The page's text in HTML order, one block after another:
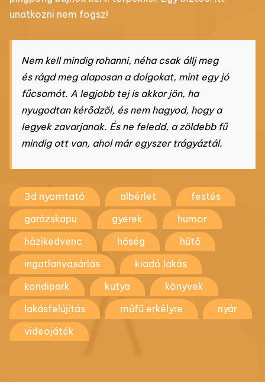
unatkozni nem fogsz!
Nem kell mindig rohanni, néha csak állj meg
és rágd meg alaposan a dolgokat, mint egy jó
fűcsomót. A legjobb tej is akkor jön, ha
nyugodtan kérődzöl, és nem hagyod, hogy a
legyek zavarjanak. És ne feledd, a zöldebb fű
mindig ott van, ahol már egyszer trágyáztál.
3d nyomtató albérlet
festés
garázskapu
gyerek
humor
házikedvenc
hőség
hűtő
ingatlanvásárlás
kiadó lakás
kondipark
kutya
könyvek
lakásfelújítás
műfű erkélyre
nyár
videojáték